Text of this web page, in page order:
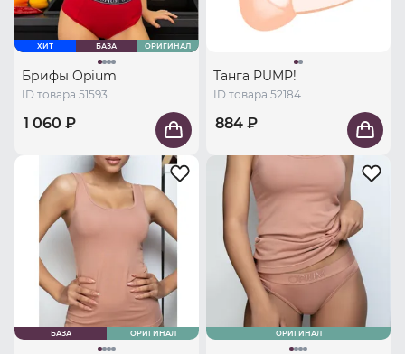
ХИТ БАЗА ОРИГИНАЛ
Брифы Opium
ID товара 51593
1 060 ₽
Танга PUMP!
ID товара 52184
884 ₽
БАЗА ОРИГИНАЛ ОРИГИНАЛ